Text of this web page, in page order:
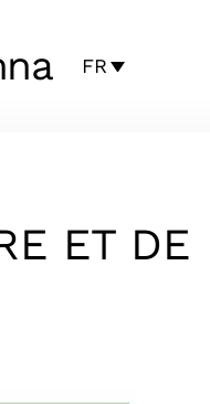
FR
ET DE